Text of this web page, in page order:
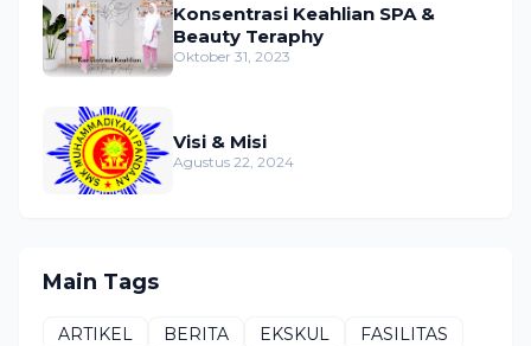
Konsentrasi Keahlian SPA &
Beauty Teraphy
Oktober 31, 2023
Visi & Misi
Agustus 22, 2024
Main Tags
ARTIKEL BERITA EKSKUL
FASILITAS